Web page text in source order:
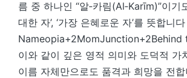
름 중 하나인 “알‑카림(Al‑Karīm)”이기
대한 자’, ‘가장 은혜로운 자’를 뜻합니다
Nameopia+2MomJunction+2Behind
이와 같이 깊은 영적 의미와 도덕적 가
이름 자체만으로도 품격과 희망을 전합